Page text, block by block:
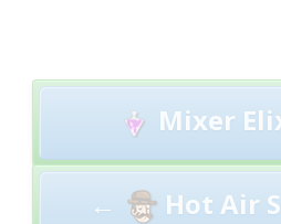
Post
navigationMixer
← Hot Air